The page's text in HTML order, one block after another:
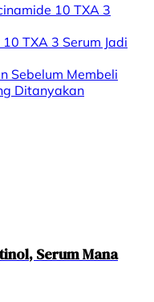
10 TXA 3
TXA 3 Serum Jadi
Sebelum Membeli
Ditanyakan
Serum Mana